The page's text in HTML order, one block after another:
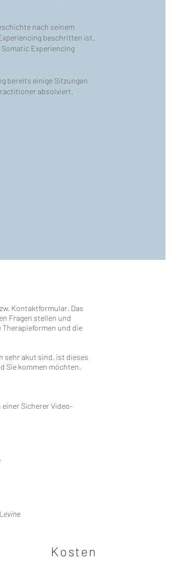
nach seinem
beschritten ist.
Experiencing
bereits einige Sitzungen
absolviert.
Kontaktformular. Das
Fragen stellen und
Therapieformen und die
sehr akut sind, ist dieses
Sie kommen möchten.
Sicherer Video-
Kosten